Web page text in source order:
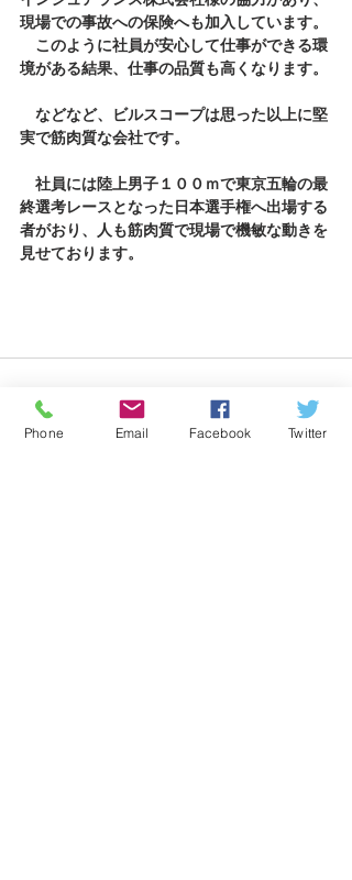
現場での事故への保険へも加入しています。
このように社員が安心して仕事ができる環
境がある結果、仕事の品質も高くなります。
などなど、ビルスコープは思った以上に堅
実で筋肉質な会社です。
社員には陸上男子１００ｍで東京五輪の最
終選考レースとなった日本選手権へ出場する
者がおり、人も筋肉質で現場で機敏な動きを
見せております。
Phone Email Facebook Twitter